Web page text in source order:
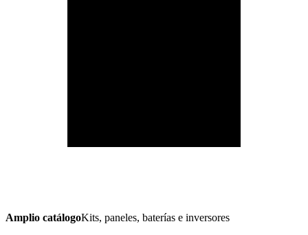
Amplio catálogoKits, paneles, baterías e inversores